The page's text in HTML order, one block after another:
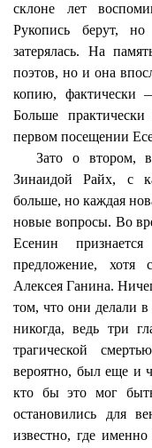
склоне лет
Рукопись берут,
затерялась. На
поэтов, но и она
копию, фактически
Больше
первом посещении
Зато о втором,
ЗинаидойРайх, с
больше, но каждая
новые вопросы. Во
Есенин
предложение, хотя
Алексея Ганина.
том, что они делали
никогда, ведь три
трагической
вероятно, был еще и
кто бы это мог
остановились для
известно, где